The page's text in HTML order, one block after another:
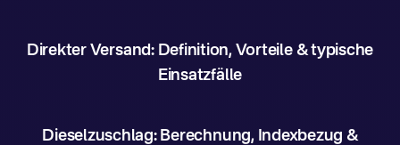
Direkter Versand: Definition, Vorteile & typische
Einsatzfälle
Dieselzuschlag: Berechnung, Indexbezug &